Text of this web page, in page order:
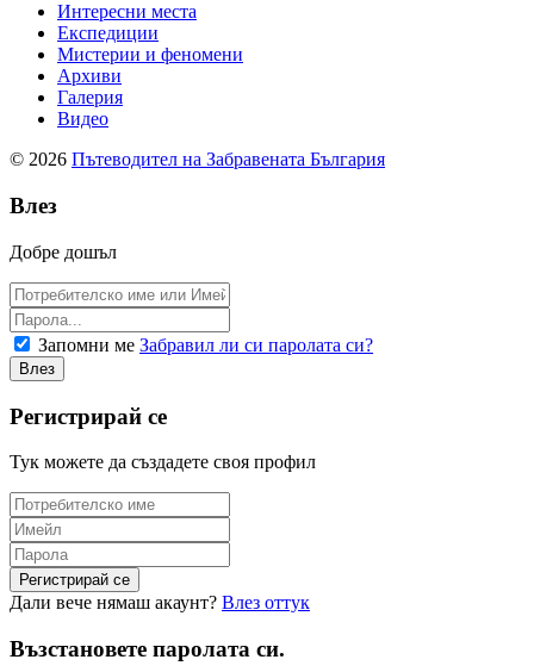
Интересни места
Експедиции
Мистерии и феномени
Архиви
Галерия
Видео
© 2026 Пътеводител на Забравената България
Влез
Добре дошъл
Запомни ме Забравил ли си паролата си?
Регистрирай се
Тук можете да създадете своя профил
Дали вече нямаш акаунт? Влез оттук
Възстановете паролата си.